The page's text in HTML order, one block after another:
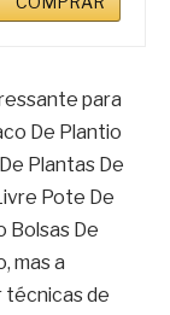
para
De Plantio
Plantas De
Pote De
Bolsas De
mas a
técnicas de